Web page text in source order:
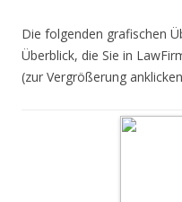
Die folgenden grafischen
Überblick, die Sie in
(zur Vergrößerung